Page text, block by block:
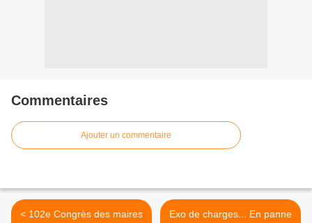
Commentaires
Ajouter un commentaire
< 102e Congrès des maires
Exo de charges... En panne